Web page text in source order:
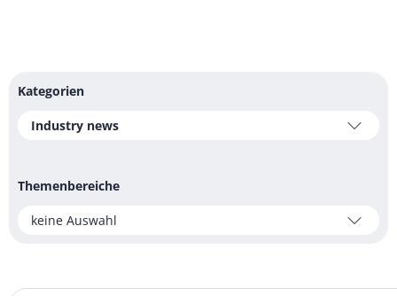
Kategorien
Industry news
Themenbereiche
keine Auswahl